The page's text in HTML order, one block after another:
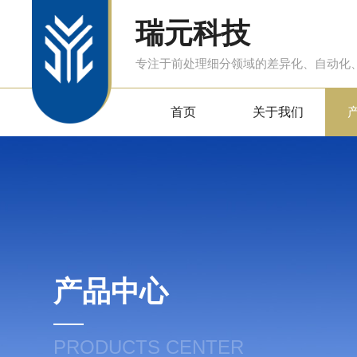
瑞元科技
专注于前处理细分领域的差异化、自动化
首页 关于我们
产品中心
PRODUCTS CENTER